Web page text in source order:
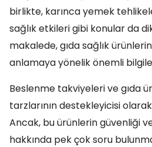
birlikte, karınca yemek
sağlık etkileri gibi konular da
makalede, gıda sağlık
anlamaya yönelik önemli
Beslenme takviyeleri ve gıda
tarzlarının destekleyicisi
Ancak, bu ürünlerin güvenliği
hakkında pek çok soru